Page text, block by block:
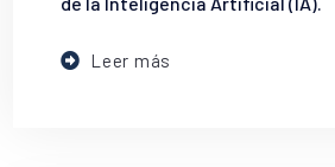
Leer más